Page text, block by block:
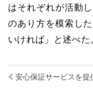
はそれぞれが活動
のあり方を模索し
いければ」と述べた
安心保証サービスを提